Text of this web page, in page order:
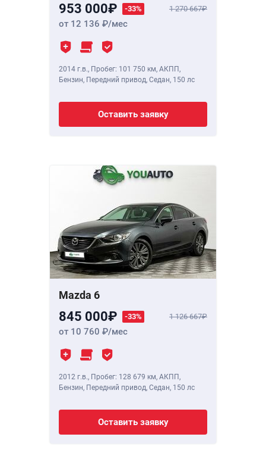
953 000 -33% 1 270 667
от 12 136 /мес
2014 г.в., Пробег: 101 750 км, АКПП,
Бензин, Передний привод, Седан, 150 лс
Оставить заявку
Mazda 6
845 000 -33% 1 126 667
от 10 760 /мес
2012 г.в., Пробег: 128 679 км, АКПП,
Бензин, Передний привод, Седан, 150 лс
Оставить заявку